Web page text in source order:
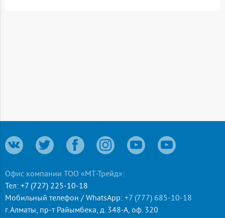
Офис компании ТОО «МТ-Трейд»:
Тел: +7 (727) 225-10-18
Мобильный телефон / WhatsApp: +7 (777) 685-10-18
г. Алматы, пр-т Райымбека, д. 348-А, оф. 320